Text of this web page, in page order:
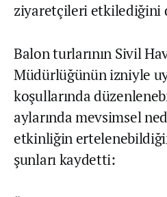
ziyaretçileri etkilediğini
Balon turlarının Sivil
Müdürlüğünün izniyle
koşullarında
aylarında mevsimsel
etkinliğin
şunları kaydetti: